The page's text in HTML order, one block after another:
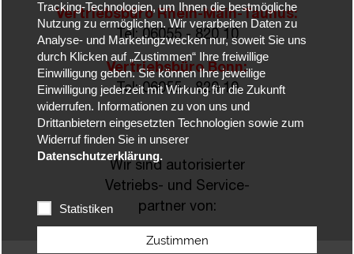
Vertriebsbüro Rhein-Main-Taunus:
Tel: 06055 - 820 10
Vertriebsbüro Bonn:
Tel: 06055 - 820 10
Wir sind autorisierter
Vetriebs- und Service-
partner von:
Tracking-Technologien, um Ihnen die bestmögliche
Nutzung zu ermöglichen. Wir verarbeiten Daten zu
Analyse- und Marketingzwecken nur, soweit Sie uns
durch Klicken auf „Zustimmen“ Ihre freiwillige
Einwilligung geben. Sie können Ihre jeweilige
Einwilligung jederzeit mit Wirkung für die Zukunft
widerrufen. Informationen zu von uns und
Drittanbietern eingesetzten Technologien sowie zum
Widerruf finden Sie in unserer
Datenschutzerklärung.
Statistiken
Zustimmen